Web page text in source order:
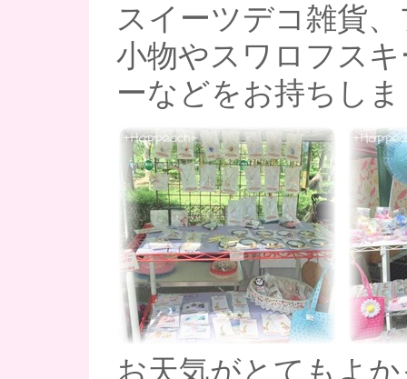
スイーツデコ雑貨
小物やスワロフス
ーなどをお持ちし
お天気がとてもよ